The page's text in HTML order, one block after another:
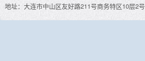
地址：大连市中山区友好路211号商务特区10层2号